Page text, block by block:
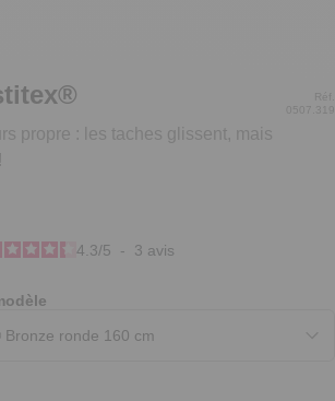
propre : les taches glissent, mais
Réf.
0507.319
4.3/5 - 3 avis